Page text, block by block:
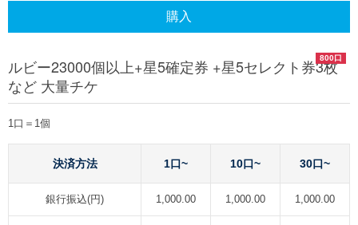
購入
800口
ルビー23000個以上+星5確定券 +星5セレクト券3枚
など 大量チケ
1口＝1個
決済方法 1口~ 10口~ 30口~
銀行振込(円) 1,000.00 1,000.00 1,000.00